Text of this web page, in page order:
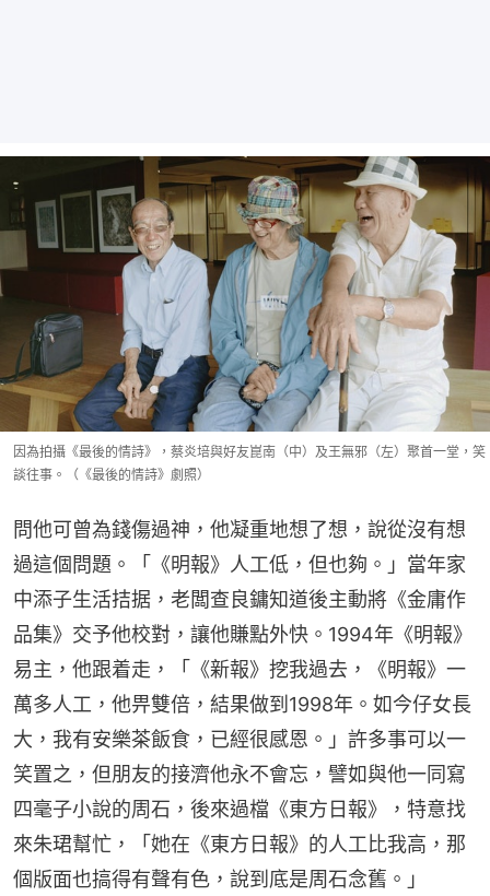
因為拍攝《最後的情詩》，蔡炎培與好友崑南（中）及王無邪（左）聚首一堂，笑
談往事。（《最後的情詩》劇照）
問他可曾為錢傷過神，他凝重地想了想，說從沒有想
過這個問題。「《明報》人工低，但也夠。」當年家
中添子生活拮据，老闆查良鏞知道後主動將《金庸作
品集》交予他校對，讓他賺點外快。1994年《明報》
易主，他跟着走，「《新報》挖我過去，《明報》一
萬多人工，他畀雙倍，結果做到1998年。如今仔女長
大，我有安樂茶飯食，已經很感恩。」許多事可以一
笑置之，但朋友的接濟他永不會忘，譬如與他一同寫
四毫子小說的周石，後來過檔《東方日報》，特意找
來朱珺幫忙，「她在《東方日報》的人工比我高，那
個版面也搞得有聲有色，說到底是周石念舊。」